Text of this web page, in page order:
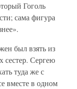
Гоголь
сама фигура
был взять из
сестер. Сергею
туда же с
вместе в одном